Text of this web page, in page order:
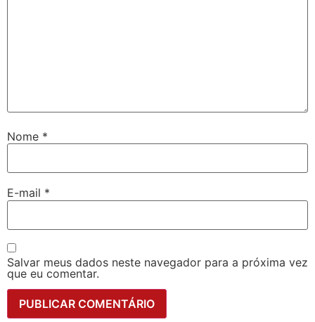
Nome *
E-mail *
Salvar meus dados neste navegador para a próxima vez
que eu comentar.